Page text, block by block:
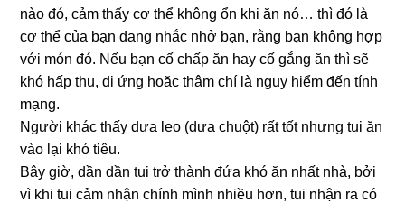
nào đó, cảm thấy cơ thể không ổn khi ăn nó… thì đó là
cơ thể của bạn đang nhắc nhở bạn, rằng bạn không hợp
với món đó. Nếu bạn cố chấp ăn hay cố gắng ăn thì sẽ
khó hấp thu, dị ứng hoặc thậm chí là nguy hiểm đến tính
mạng.
Người khác thấy dưa leo (dưa chuột) rất tốt nhưng tui ăn
vào lại khó tiêu.
Bây giờ, dần dần tui trở thành đứa khó ăn nhất nhà, bởi
vì khi tui cảm nhận chính mình nhiều hơn, tui nhận ra có